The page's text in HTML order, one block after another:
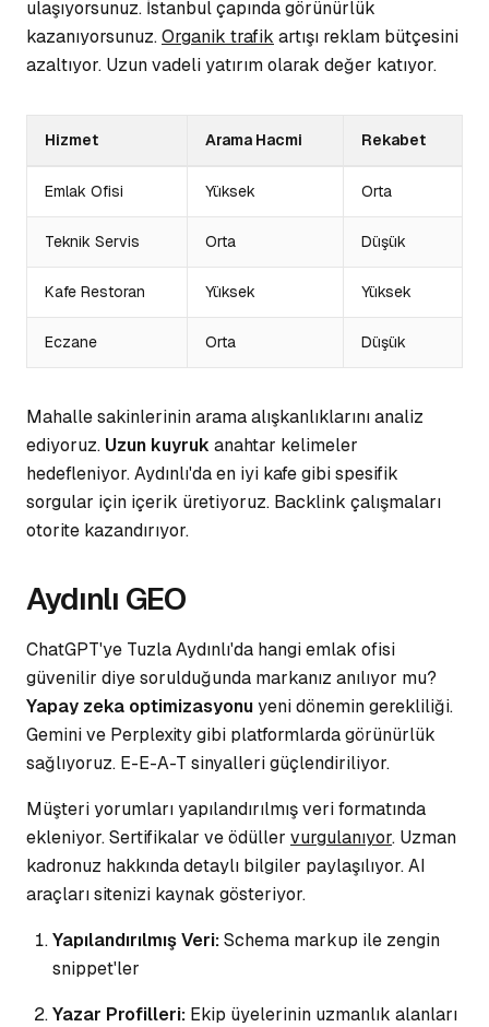
ulaşıyorsunuz. İstanbul çapında görünürlük
kazanıyorsunuz.Organik trafik artışı reklam bütçesini
azaltıyor. Uzun vadeli yatırım olarak değer katıyor.
Hizmet Arama Hacmi Rekabet
Emlak Ofisi Yüksek Orta
Teknik Servis Orta Düşük
Kafe Restoran Yüksek Yüksek
Eczane Orta Düşük
Mahalle sakinlerinin arama alışkanlıklarını analiz
ediyoruz. Uzun kuyruk anahtar kelimeler
hedefleniyor. Aydınlı'da en iyi kafe gibi spesifik
sorgular için içerik üretiyoruz. Backlink çalışmaları
otorite kazandırıyor.
Aydınlı GEO
ChatGPT'ye Tuzla Aydınlı'da hangi emlak ofisi
güvenilir diye sorulduğunda markanız anılıyor mu?
Yapay zeka optimizasyonuyeni dönemin gerekliliği.
Gemini ve Perplexity gibi platformlarda görünürlük
sağlıyoruz. E-E-A-T sinyallerigüçlendiriliyor.
Müşteri yorumları yapılandırılmış veri formatında
ekleniyor. Sertifikalar ve ödüller vurgulanıyor. Uzman
kadronuz hakkında detaylı bilgiler paylaşılıyor. AI
araçları sitenizi kaynak gösteriyor.
Yapılandırılmış Veri:Schema markup ile zengin
snippet'ler
Yazar Profilleri: Ekip üyelerinin uzmanlık alanları